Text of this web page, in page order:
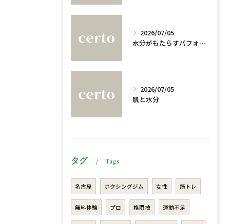
2026/07/05
水分がもたらすパフォーマンスへの影響
2026/07/05
肌と水分
タグ Tags
名古屋 ボクシングジム 女性 筋トレ
無料体験 プロ 格闘技 運動不足